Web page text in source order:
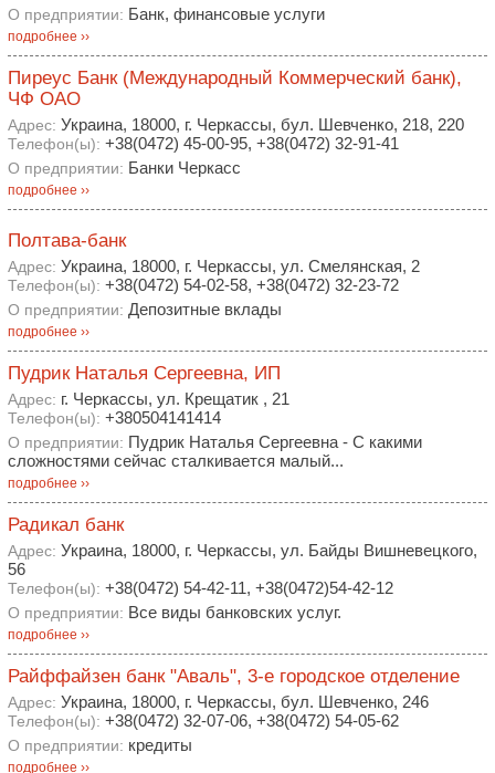
О предприятии: Банк, финансовые услуги
подробнее ››
Пиреус Банк (Международный Коммерческий банк),
ЧФ ОАО
Адрес: Украина, 18000, г. Черкассы, бул. Шевченко, 218, 220
Телефон(ы): +38(0472) 45-00-95, +38(0472) 32-91-41
О предприятии: Банки Черкасс
подробнее ››
Полтава-банк
Адрес: Украина, 18000, г. Черкассы, ул. Смелянская, 2
Телефон(ы): +38(0472) 54-02-58, +38(0472) 32-23-72
О предприятии: Депозитные вклады
подробнее ››
Пудрик Наталья Сергеевна, ИП
Адрес: г. Черкассы, ул. Крещатик , 21
Телефон(ы): +380504141414
О предприятии: Пудрик Наталья Сергеевна - С какими
сложностями сейчас сталкивается малый...
подробнее ››
Радикал банк
Адрес: Украина, 18000, г. Черкассы, ул. Байды Вишневецкого,
56
Телефон(ы): +38(0472) 54-42-11, +38(0472)54-42-12
О предприятии: Все виды банковских услуг.
подробнее ››
Райффайзен банк "Аваль", 3-е городское отделение
Адрес: Украина, 18000, г. Черкассы, бул. Шевченко, 246
Телефон(ы): +38(0472) 32-07-06, +38(0472) 54-05-62
О предприятии: кредиты
подробнее ››